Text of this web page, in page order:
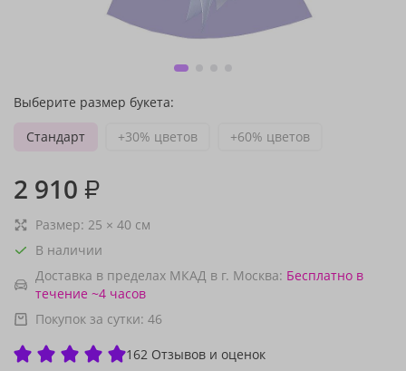
Выберите размер букета:
Стандарт
+30% цветов +60% цветов
2 910 ₽
Размер: 25 × 40 см
В наличии
Доставка в пределах МКАД в г. Москва: Бесплатно в
течение ~4 часов
Покупок за сутки: 46
162 Отзывов и оценок